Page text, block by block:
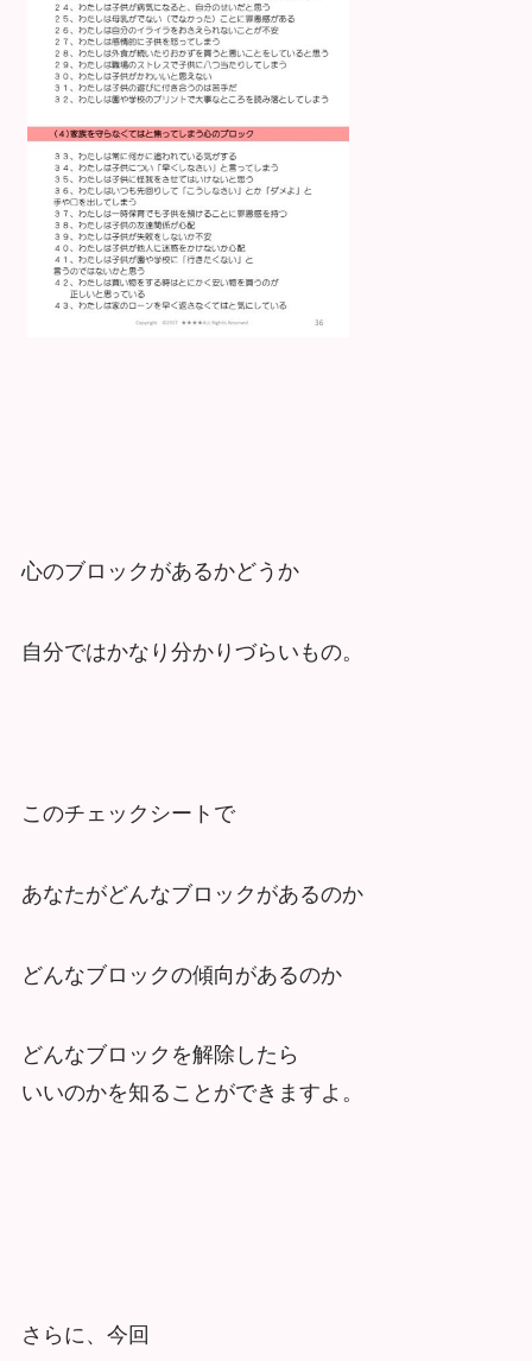
心のブロックがあるかどうか
自分ではかなり分かりづらいもの。
このチェックシートで
あなたがどんなブロックがあるのか
どんなブロックの傾向があるのか
どんなブロックを解除したら
いいのかを知ることができますよ。
さらに、今回